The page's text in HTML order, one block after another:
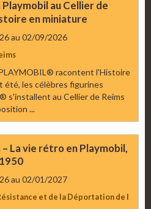
au Cellier de
en miniature
au 02/09/2026
racontent l'Histoire
été, les célèbres figurines
s'installent au Cellier de Reims
...
La vie rétro en Playmobil,
au 02/01/2027
et de la Déportation de l